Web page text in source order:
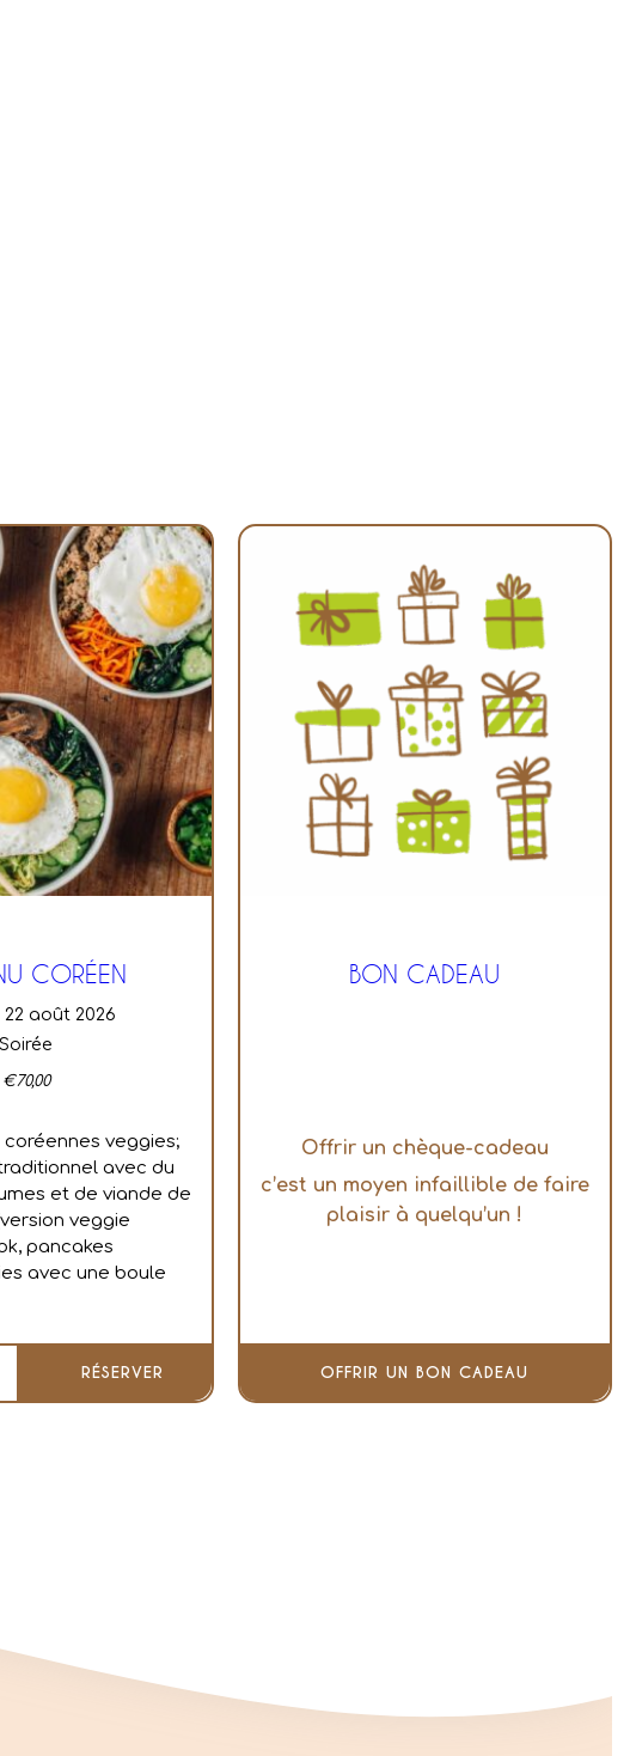
CORÉEN
22 août 2026
Soirée
€70,00
coréennes veggies;
avec du
et de viande de
veggie
pancakes
avec une boule
RÉSERVER
BON CADEAU
Offrir un chèque-cadeau
c’est un moyen infaillible de faire
plaisir à quelqu’un !
OFFRIR UN BON CADEAU